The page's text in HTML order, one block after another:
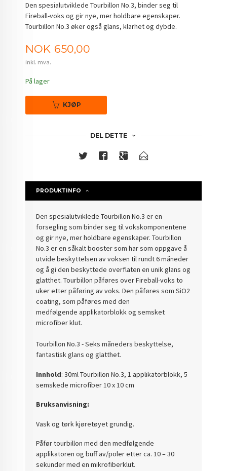
Den spesialutviklede Tourbillon No.3, binder seg til
Fireball-voks og gir nye, mer holdbare egenskaper.
Tourbillon No.3 øker også glans, klarhet og dybde.
Pris
NOK 650,00
inkl. mva.
På lager
KJØP
DEL DETTE
PRODUKTINFO
Den spesialutviklede Tourbillon No.3 er en
forsegling som binder seg til vokskomponentene
og gir nye, mer holdbare egenskaper. Tourbillon
No.3 er en såkalt booster som har som oppgave å
utvide beskyttelsen av voksen til rundt 6 måneder
og å gi den beskyttede overflaten en unik glans og
glatthet. Tourbillon påføres over Fireball-voks to
uker etter påføring av voks. Den påføres som SiO2
coating, som påføres med den
medfølgende applikatorblokk og semsket
microfiber klut.
Tourbillon No.3 - Seks måneders beskyttelse,
fantastisk glans og glatthet.
Innhold: 30ml Tourbillon No.3, 1 applikatorblokk, 5
semskede microfiber 10 x 10 cm
Bruksanvisning:
Vask og tørk kjøretøyet grundig.
Påfør tourbillon med den medfølgende
applikatoren og buff av/poler etter ca. 10 – 30
sekunder med en mikrofiberklut.